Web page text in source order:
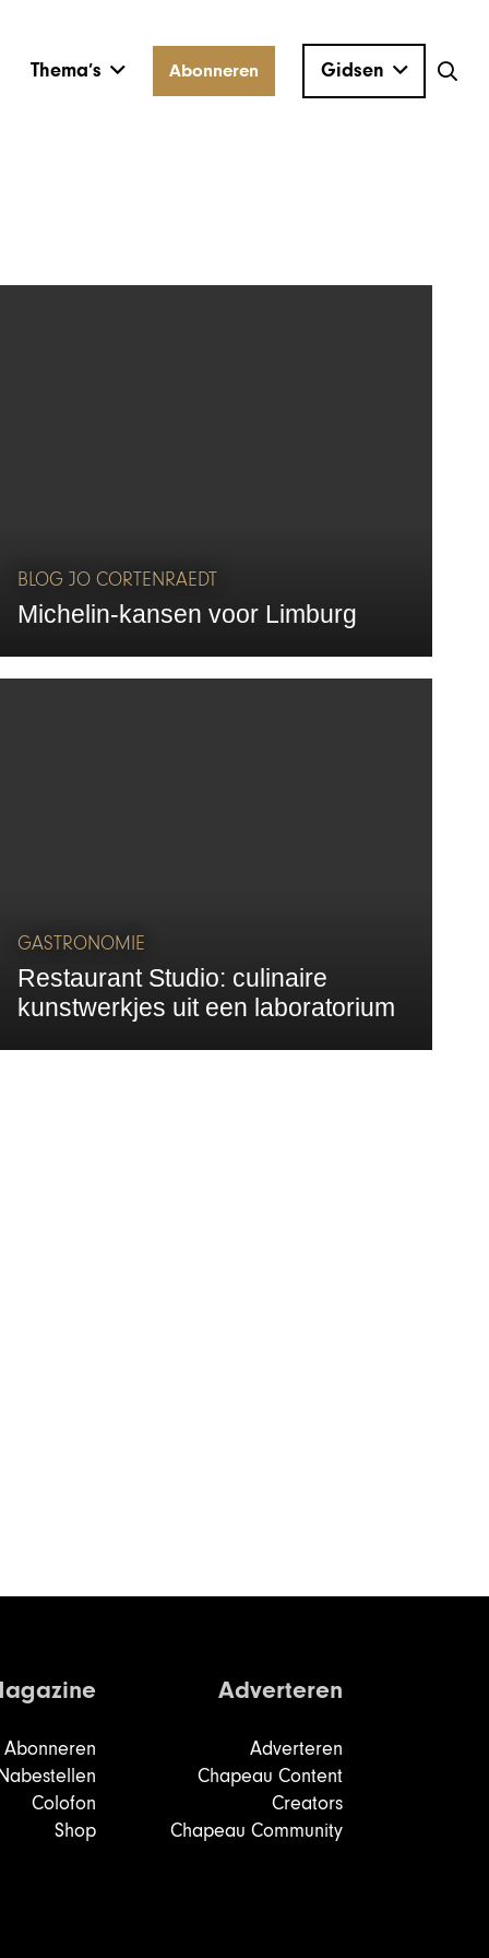
Thema’s Abonneren Gidsen
BLOG JO CORTENRAEDT
Michelin-kansen voor Limburg
GASTRONOMIE
Restaurant Studio: culinaire
kunstwerkjes uit een laboratorium
Abonneren
Colofon
Shop
Adverteren
Adverteren
Chapeau Content
Creators
Chapeau Community